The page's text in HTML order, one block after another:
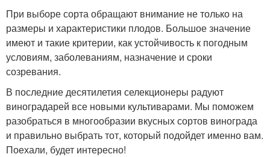
При выборе сорта обращают внимание не только на
размеры и характеристики плодов. Большое значение
имеют и такие критерии, как устойчивость к погодным
условиям, заболеваниям, назначение и сроки
созревания.
В последние десятилетия селекционеры радуют
виноградарей все новыми культиварами. Мы поможем
разобраться в многообразии вкусных сортов винограда
и правильно выбрать тот, который подойдет именно вам.
Поехали, будет интересно!